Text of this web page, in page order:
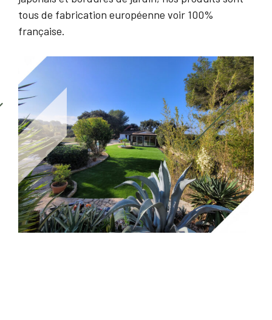
tous de fabrication européenne voir 100%
française.